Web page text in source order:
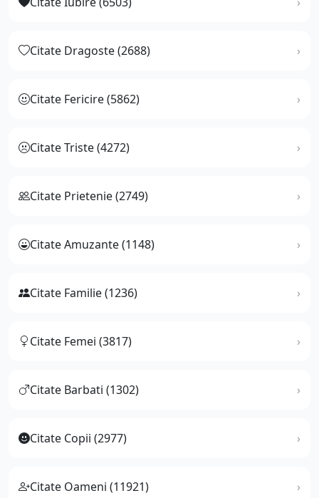
Citate Dragoste (2688)
Citate Fericire (5862)
Citate Triste (4272)
Citate Prietenie (2749)
Citate Amuzante (1148)
Citate Familie (1236)
Citate Femei (3817)
Citate Barbati (1302)
Citate Copii (2977)
Citate Oameni (11921)